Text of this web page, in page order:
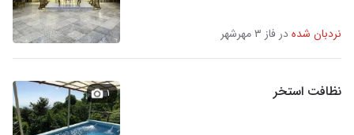
نردبان شدهدر فاز ۳ مهرشهر
نظافت استخر ۱